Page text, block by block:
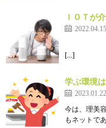
ＩＯＴが
2022.04.15
[…]
学ぶ環境
2023.01.22
今は、理美
もネットで